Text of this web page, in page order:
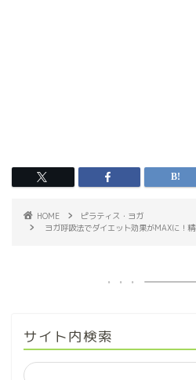
HOME
ピラティス・ヨガ
ヨガ呼吸法でダイエット効果がMAXに！
サイト内検索